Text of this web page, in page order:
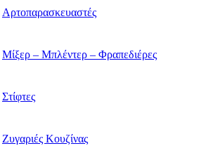
Αρτοπαρασκευαστές
Μίξερ – Μπλέντερ – Φραπεδιέρες
Στίφτες
Ζυγαριές Κουζίνας